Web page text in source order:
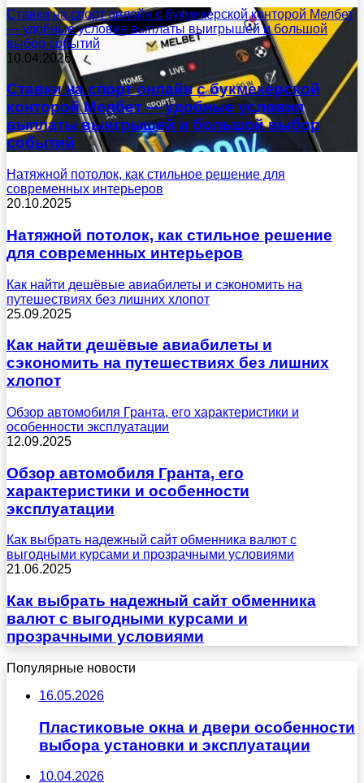
Ставки на спорт онлайн с букмекерской конторой Мелбет
— удобные условия выплаты выигрышей и большой
выбор событий
10.04.2026
Ставки на спорт онлайн с букмекерской
конторой Мелбет — удобные условия
выплаты выигрышей и большой выбор
событий
Натяжной потолок, как стильное решение для
современных интерьеров
20.10.2025
Натяжной потолок, как стильное решение
для современных интерьеров
Как найти дешёвые авиабилеты и сэкономить на
путешествиях без лишних хлопот
25.09.2025
Как найти дешёвые авиабилеты и
сэкономить на путешествиях без лишних
хлопот
Обзор автомобиля Гранта, его характеристики и
особенности эксплуатации
12.09.2025
Обзор автомобиля Гранта, его
характеристики и особенности
эксплуатации
Как выбрать надежный сайт обменника валют с
выгодными курсами и прозрачными условиями
21.06.2025
Как выбрать надежный сайт обменника
валют с выгодными курсами и
прозрачными условиями
Популярные новости
16.05.2026
Пластиковые окна и двери особенности
выбора установки и эксплуатации
10.04.2026